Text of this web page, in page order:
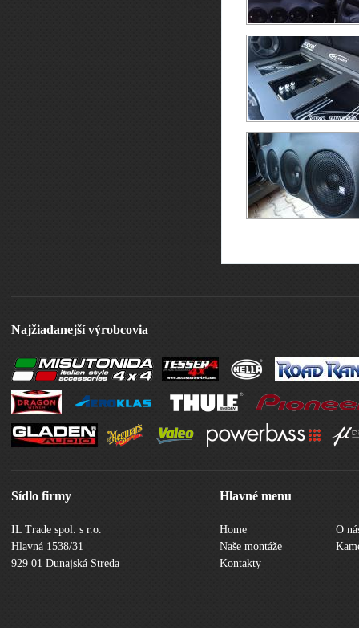
Najžiadanejší výrobcovia
Sídlo firmy
IL Trade spol. s r.o.
Hlavná 1538/31
929 01 Dunajská Streda
Hlavné menu
Home
O
Naše montáže
Kontakty